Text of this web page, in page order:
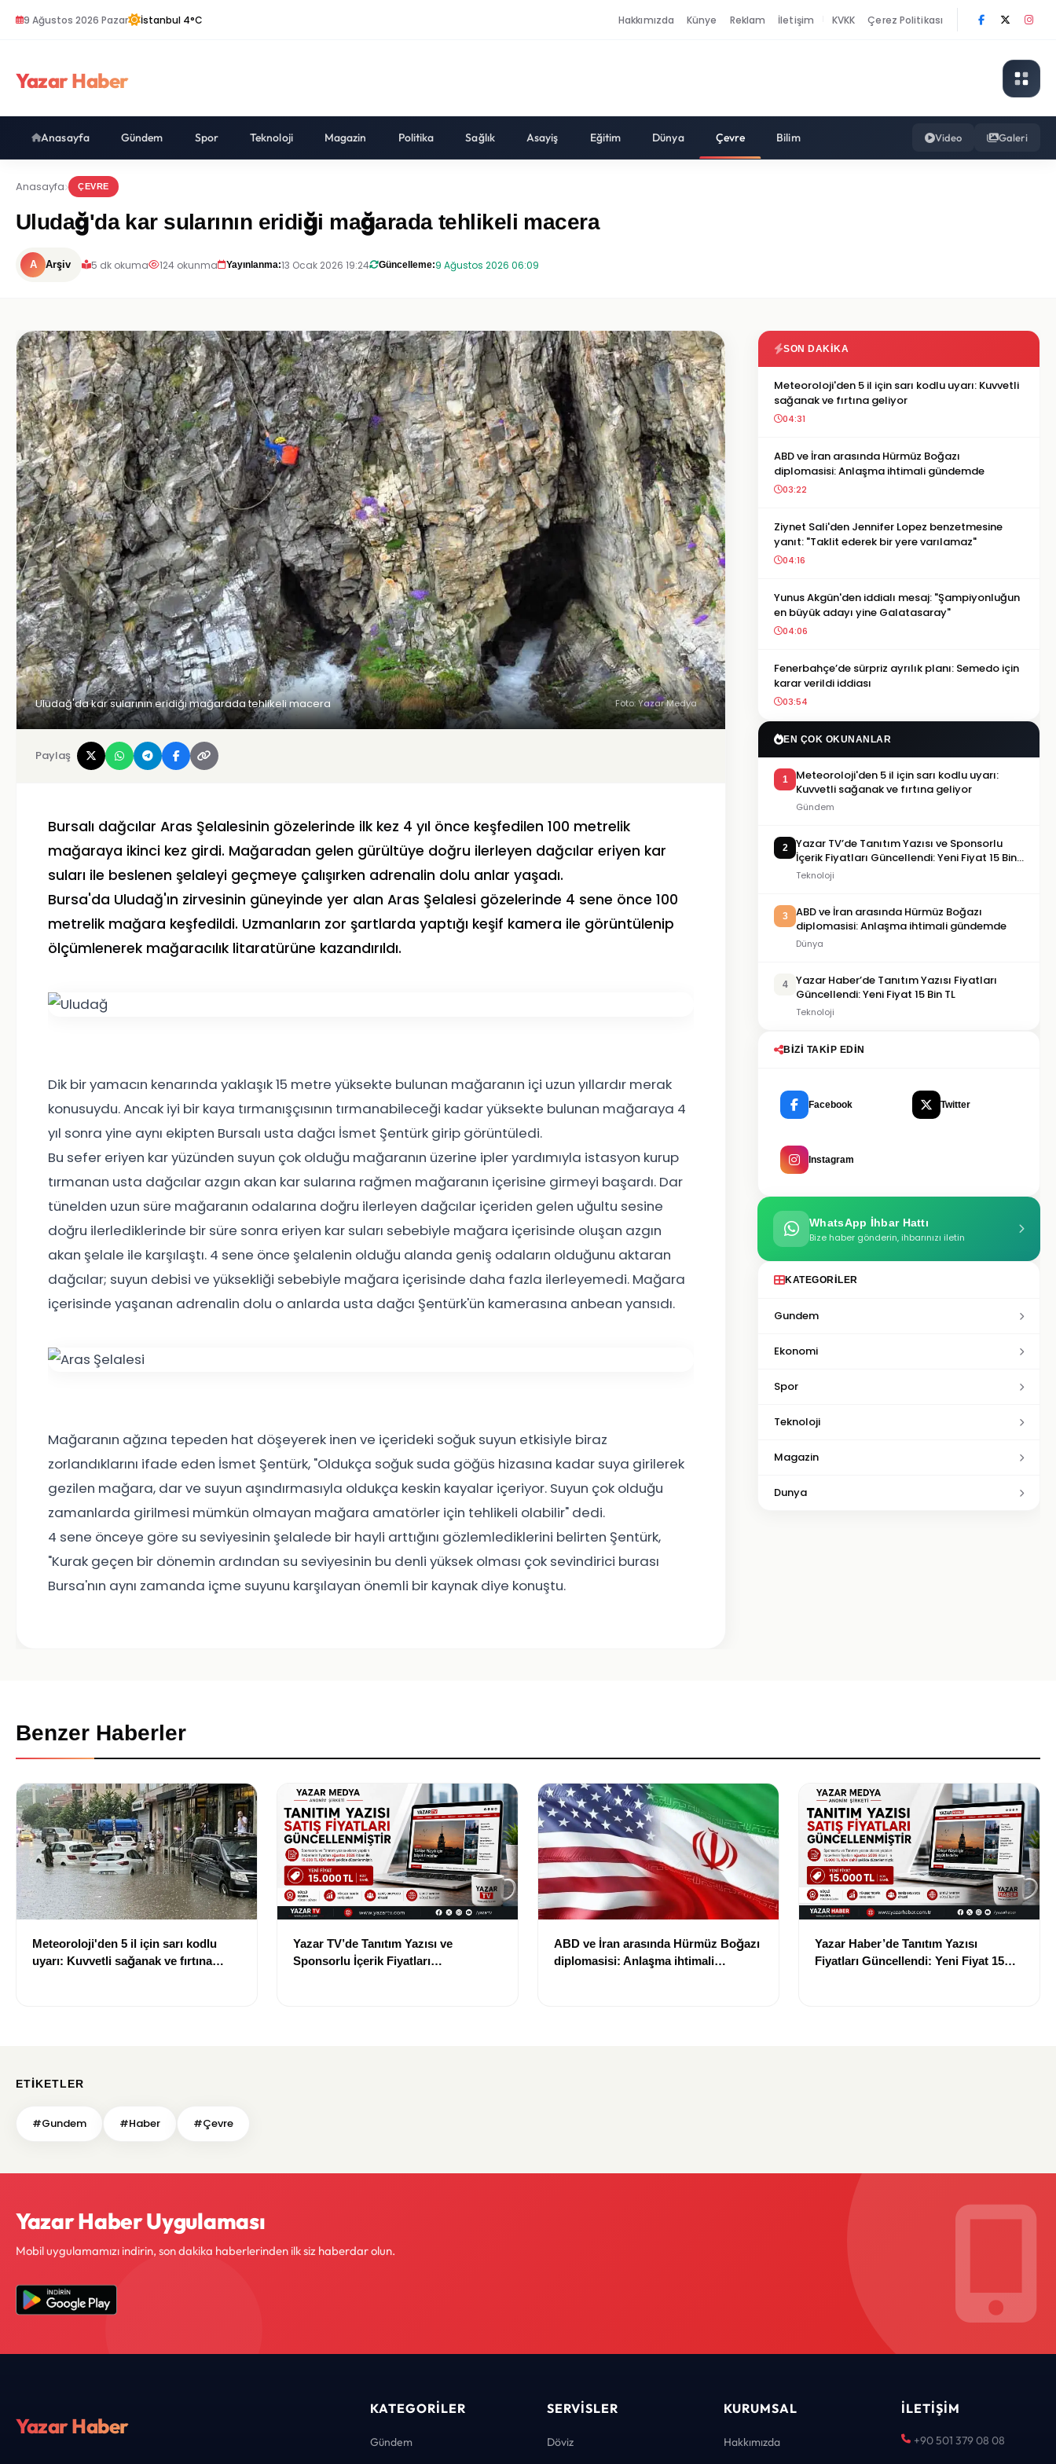
9 Ağustos 2026 Pazar İstanbul 4°C Hakkımızda Künye Reklam İletişim KVKK Çerez Politikası
Yazar Haber
Anasayfa Gündem Spor Teknoloji Magazin Politika Sağlık Asayiş Eğitim Dünya Çevre Bilim Video Galeri
Anasayfa ÇEVRE
Uludağ'da kar sularının eridiği mağarada tehlikeli macera
A Arşiv 5 dk okuma 124 okunma Yayınlanma:13 Ocak 2026 19:24 Güncelleme:9 Ağustos 2026 06:09
Uludağ'da kar sularının eridiği mağarada tehlikeli macera Foto: Yazar Medya
Paylaş
Bursalı dağcılar Aras Şelalesinin gözelerinde ilk kez 4 yıl önce keşfedilen 100 metrelik
mağaraya ikinci kez girdi. Mağaradan gelen gürültüye doğru ilerleyen dağcılar eriyen kar
suları ile beslenen şelaleyi geçmeye çalışırken adrenalin dolu anlar yaşadı.
Bursa'da Uludağ'ın zirvesinin güneyinde yer alan Aras Şelalesi gözelerinde 4 sene önce 100
metrelik mağara keşfedildi. Uzmanların zor şartlarda yaptığı keşif kamera ile görüntülenip
ölçümlenerek mağaracılık litaratürüne kazandırıldı.
Dik bir yamacın kenarında yaklaşık 15 metre yüksekte bulunan mağaranın içi uzun yıllardır merak
konusuydu. Ancak iyi bir kaya tırmanışçısının tırmanabileceği kadar yüksekte bulunan mağaraya 4
yıl sonra yine aynı ekipten Bursalı usta dağcı İsmet Şentürk girip görüntüledi.
Bu sefer eriyen kar yüzünden suyun çok olduğu mağaranın üzerine ipler yardımıyla istasyon kurup
tırmanan usta dağcılar azgın akan kar sularına rağmen mağaranın içerisine girmeyi başardı. Dar
tünelden uzun süre mağaranın odalarına doğru ilerleyen dağcılar içeriden gelen uğultu sesine
doğru ilerlediklerinde bir süre sonra eriyen kar suları sebebiyle mağara içerisinde oluşan azgın
akan şelale ile karşılaştı. 4 sene önce şelalenin olduğu alanda geniş odaların olduğunu aktaran
dağcılar; suyun debisi ve yüksekliği sebebiyle mağara içerisinde daha fazla ilerleyemedi. Mağara
içerisinde yaşanan adrenalin dolu o anlarda usta dağcı Şentürk'ün kamerasına anbean yansıdı.
Mağaranın ağzına tepeden hat döşeyerek inen ve içerideki soğuk suyun etkisiyle biraz
zorlandıklarını ifade eden İsmet Şentürk, "Oldukça soğuk suda göğüs hizasına kadar suya girilerek
gezilen mağara, dar ve suyun aşındırmasıyla oldukça keskin kayalar içeriyor. Suyun çok olduğu
zamanlarda girilmesi mümkün olmayan mağara amatörler için tehlikeli olabilir" dedi.
4 sene önceye göre su seviyesinin şelalede bir hayli arttığını gözlemlediklerini belirten Şentürk,
"Kurak geçen bir dönemin ardından su seviyesinin bu denli yüksek olması çok sevindirici burası
Bursa'nın aynı zamanda içme suyunu karşılayan önemli bir kaynak diye konuştu.
SON DAKIKA
Meteoroloji'den 5 il için sarı kodlu uyarı: Kuvvetli
sağanak ve fırtına geliyor
04:31
ABD ve İran arasında Hürmüz Boğazı
diplomasisi: Anlaşma ihtimali gündemde
03:22
Ziynet Sali'den Jennifer Lopez benzetmesine
yanıt: "Taklit ederek bir yere varılamaz"
04:16
Yunus Akgün'den iddialı mesaj: "Şampiyonluğun
en büyük adayı yine Galatasaray"
04:06
Fenerbahçe’de sürpriz ayrılık planı: Semedo için
karar verildi iddiası
03:54
EN ÇOK OKUNANLAR
1
Meteoroloji'den 5 il için sarı kodlu uyarı:
Kuvvetli sağanak ve fırtına geliyor
Gündem
2
Yazar TV’de Tanıtım Yazısı ve Sponsorlu
İçerik Fiyatları Güncellendi: Yeni Fiyat 15 Bin
TL
Teknoloji
3
ABD ve İran arasında Hürmüz Boğazı
diplomasisi: Anlaşma ihtimali gündemde
Dünya
4
Yazar Haber’de Tanıtım Yazısı Fiyatları
Güncellendi: Yeni Fiyat 15 Bin TL
Teknoloji
BIZI TAKIP EDIN
Facebook Twitter
Instagram
WhatsApp İhbar Hattı
Bize haber gönderin, ihbarınızı iletin
KATEGORILER
Gundem
Ekonomi
Spor
Teknoloji
Magazin
Dunya
Benzer Haberler
Meteoroloji'den 5 il için sarı kodlu
uyarı: Kuvvetli sağanak ve fırtına
Yazar TV’de Tanıtım Yazısı ve
Sponsorlu İçerik Fiyatları
ABD ve İran arasında Hürmüz Boğazı
diplomasisi: Anlaşma ihtimali
Yazar Haber’de Tanıtım Yazısı
Fiyatları Güncellendi: Yeni Fiyat 15
ETIKETLER
#Gundem #Haber #Çevre
Yazar Haber Uygulaması
Mobil uygulamamızı indirin, son dakika haberlerinden ilk siz haberdar olun.
Yazar Haber
KATEGORILER
Gündem
SERVISLER
Döviz
KURUMSAL
Hakkımızda
İLETIŞIM
+90 501 379 08 08